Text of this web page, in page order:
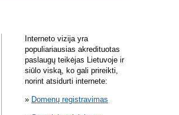
Interneto vizija yra
populiariausias akredituotas
paslaugų teikėjas Lietuvoje ir
siūlo viską, ko gali prireikti,
norint atsidurti internete:
Domenų registravimas